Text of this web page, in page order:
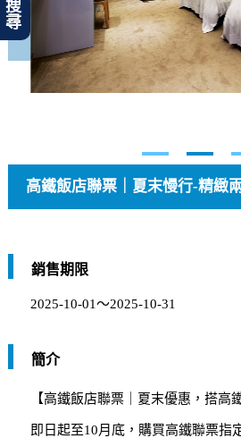
搜尋
高鐵飯店聯票｜夏末慢行-精緻
銷售期限
2025-10-01～2025-10-31
簡介
【高鐵飯店聯票｜夏末優惠，搭高
即日起至10月底，購買高鐵聯票指